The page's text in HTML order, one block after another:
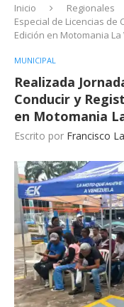
Inicio Regionales
Especial de Licencias de
Edición en Motomania La
MUNICIPAL
Realizada
Conducir y
en Motomania
Escrito por Francisco